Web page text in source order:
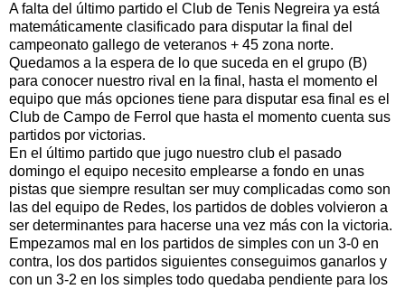
A falta del último partido el Club de Tenis Negreira ya está
matemáticamente clasificado para disputar la final del
campeonato gallego de veteranos + 45 zona norte.
Quedamos a la espera de lo que suceda en el grupo (B)
para conocer nuestro rival en la final, hasta el momento el
equipo que más opciones tiene para disputar esa final es el
Club de Campo de Ferrol que hasta el momento cuenta sus
partidos por victorias.
En el último partido que jugo nuestro club el pasado
domingo el equipo necesito emplearse a fondo en unas
pistas que siempre resultan ser muy complicadas como son
las del equipo de Redes, los partidos de dobles volvieron a
ser determinantes para hacerse una vez más con la victoria.
Empezamos mal en los partidos de simples con un 3-0 en
contra, los dos partidos siguientes conseguimos ganarlos y
con un 3-2 en los simples todo quedaba pendiente para los